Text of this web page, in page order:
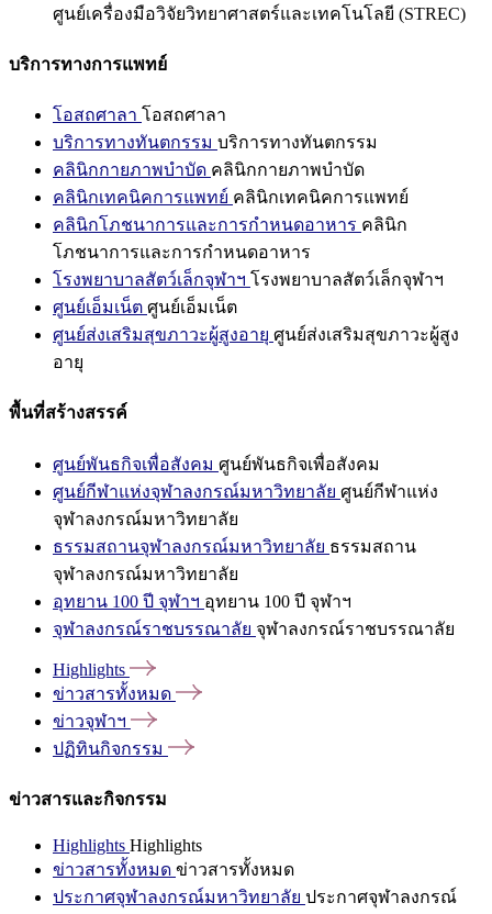
ศูนย์เครื่องมือวิจัยวิทยาศาสตร์และเทคโนโลยี (STREC)
บริการทางการแพทย์
โอสถศาลา โอสถศาลา
บริการทางทันตกรรม บริการทางทันตกรรม
คลินิกกายภาพบำบัด คลินิกกายภาพบำบัด
คลินิกเทคนิคการแพทย์ คลินิกเทคนิคการแพทย์
คลินิกโภชนาการและการกำหนดอาหาร คลินิก
โภชนาการและการกำหนดอาหาร
โรงพยาบาลสัตว์เล็กจุฬาฯ โรงพยาบาลสัตว์เล็กจุฬาฯ
ศูนย์เอ็มเน็ต ศูนย์เอ็มเน็ต
ศูนย์ส่งเสริมสุขภาวะผู้สูงอายุ ศูนย์ส่งเสริมสุขภาวะผู้สูง
อายุ
พื้นที่สร้างสรรค์
ศูนย์พันธกิจเพื่อสังคม ศูนย์พันธกิจเพื่อสังคม
ศูนย์กีฬาแห่งจุฬาลงกรณ์มหาวิทยาลัย ศูนย์กีฬาแห่ง
จุฬาลงกรณ์มหาวิทยาลัย
ธรรมสถานจุฬาลงกรณ์มหาวิทยาลัย ธรรมสถาน
จุฬาลงกรณ์มหาวิทยาลัย
อุทยาน 100 ปี จุฬาฯ อุทยาน 100 ปี จุฬาฯ
จุฬาลงกรณ์ราชบรรณาลัย จุฬาลงกรณ์ราชบรรณาลัย
Highlights
ข่าวสารทั้งหมด
ข่าวจุฬาฯ
ปฏิทินกิจกรรม
ข่าวสารและกิจกรรม
Highlights Highlights
ข่าวสารทั้งหมด ข่าวสารทั้งหมด
ประกาศจุฬาลงกรณ์มหาวิทยาลัย ประกาศจุฬาลงกรณ์